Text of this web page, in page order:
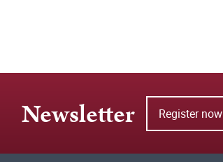
Newsletter Register now